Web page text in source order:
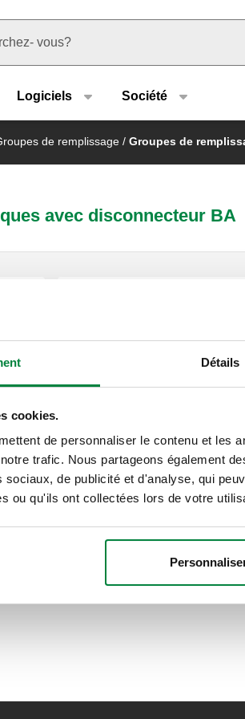
Détails
cookies.
de personnaliser le contenu et les
trafic. Nous partageons également
sociaux, de publicité et d'analyse, qui
ou qu'ils ont collectées lors de votre
Logiciels Société
de remplissage / Groupes de
avec disconnecteur BA
Y